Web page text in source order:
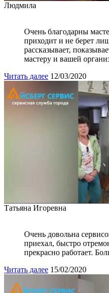
Людмила
Очень благодарны
приходит и не берет
рассказывает,
мастеру и вашей
Читать далее 12/03/2020
Татьяна Игоревна
Очень довольна
приехал, быстро
прекрасно работает.
Читать далее 15/02/2020